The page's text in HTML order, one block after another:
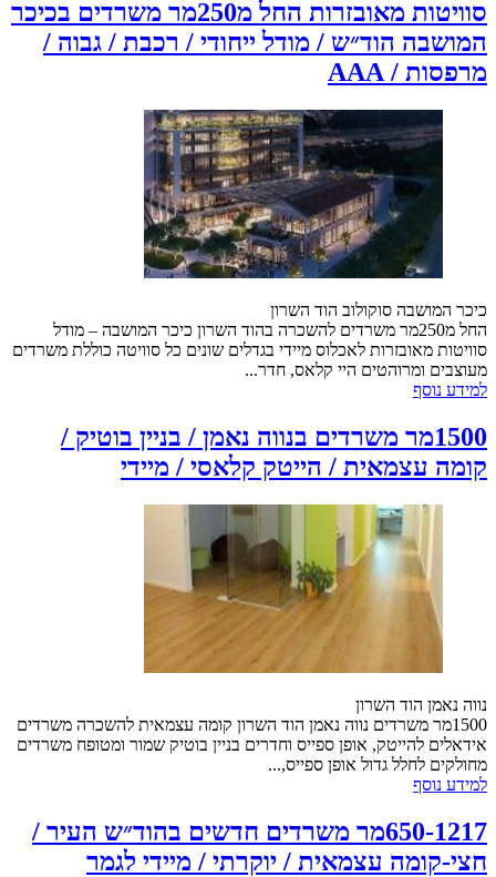
סוויטות מאובזרות החל מ250מר משרדים בכיכר
המושבה הוד״ש / מודל ייחודי / רכבת / גבוה /
מרפסות / AAA
כיכר המושבה סוקולוב הוד השרון
החל מ250מר משרדים להשכרה בהוד השרון כיכר המושבה – מודל
סוויטות מאובזרות לאכלוס מיידי בגדלים שונים כל סוויטה כוללת משרדים
מעוצבים ומרוהטים היי קלאס, חדר...
למידע נוסף
1500מר משרדים בנווה נאמן / בניין בוטיק /
קומה עצמאית / הייטק קלאסי / מיידי
נווה נאמן הוד השרון
1500מר משרדים נווה נאמן הוד השרון קומה עצמאית להשכרה משרדים
אידאלים להייטק, אופן ספייס וחדרים בניין בוטיק שמור ומטופח משרדים
מחולקים לחלל גדול אופן ספייס,...
למידע נוסף
650-1217מר משרדים חדשים בהוד״ש העיר /
חצי-קומה עצמאית / יוקרתי / מיידי לגמר